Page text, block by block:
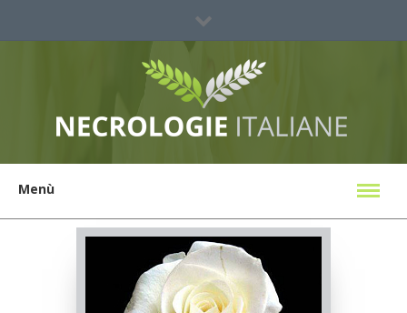
Sei un'agenzia?
Ricerca Necrologi
Menù